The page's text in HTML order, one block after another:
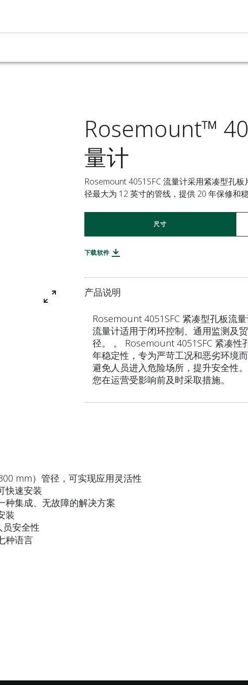
Rosemount™
量计
Rosemount 4051SFC 流量计采用紧凑型孔
径最大为 12 英寸的管线，提供 20 年保修和
尺寸
下载软件
产品说明
Rosemount 4051SFC 紧凑型孔板流
流量计适用于闭环控制、通用监测及
径。 。 Rosemount 4051SFC 紧凑
年稳定性，专为严苛工况和恶劣环境
避免人员进入危险场所，提升安全性
您在运营受影响前及时采取措施。
mm）管径，可实现应用灵活性
快速安装
种集成、无故障的解决方案
装
安全性
种语言